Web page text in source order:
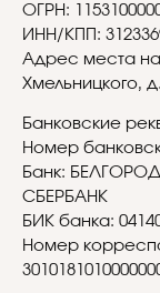
ОГРН:
ИНН/КПП:
Адрес места
Хмельницкого,
Банковские
Номер
Банк:
СБЕРБАНК
БИК банка:
Номер